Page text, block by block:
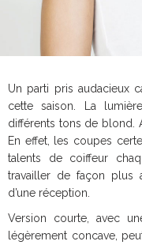
Un parti pris audacieux
cette saison. La
différents tons de blond.
En effet, les coupes
talents de coiffeur
travailler de façon plus
d’une réception.
Version courte, avec
légèrement concave,